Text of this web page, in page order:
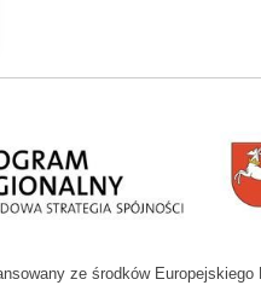
ze środków